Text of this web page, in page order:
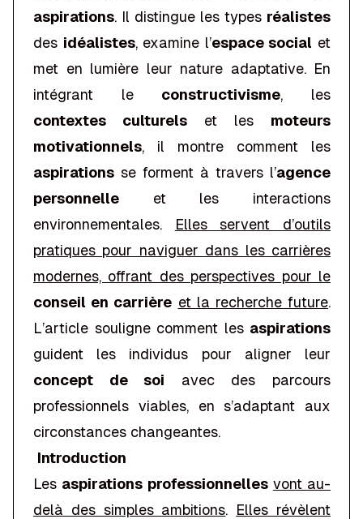
aspirations. Il distingue les types réalistes
des idéalistes, examine l’espace social et
met en lumière leur nature adaptative. En
intégrant le constructivisme, les
contextes culturels et les moteurs
motivationnels, il montre comment les
aspirations se forment à travers l’agence
personnelle et les interactions
environnementales.
Elles servent d’outils
pratiques pour naviguer dans les carrières
modernes, offrant des perspectives pour le
conseil en carrière et la recherche future.
L’article souligne comment les aspirations
guident les individus pour aligner leur
concept de soi avec des parcours
professionnels viables, en s’adaptant aux
circonstances changeantes.
Introduction
Les aspirations professionnelles vont au-
delà des simples ambitions. Elles révèlent